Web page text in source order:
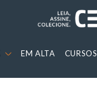
EM ALTA CURSOS